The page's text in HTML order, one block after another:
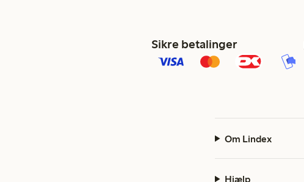
Sikre betalinger
Om Lindex
Hjælp